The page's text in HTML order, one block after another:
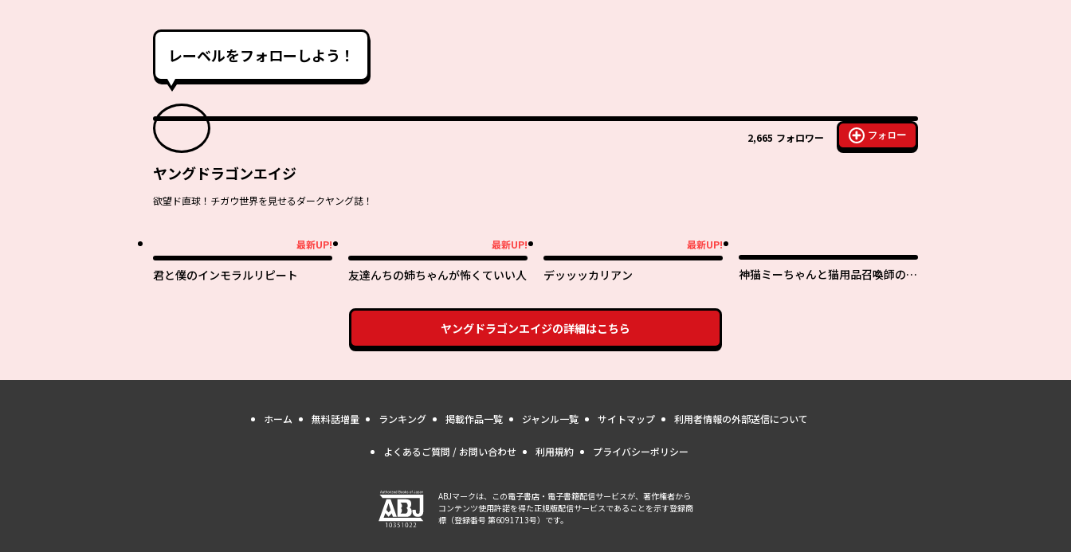
レーベルをフォローしよう！
2,665 フォロワー フォロー
ヤングドラゴンエイジ
欲望ド直球！チガウ世界を見せるダークヤング誌！
最新UP!
君と僕のインモラルリピート
最新UP!
友達んちの姉ちゃんが怖くていい人
最新UP!
デッッッカリアン
神猫ミーちゃんと猫用品召喚師の異
ヤングドラゴンエイジの詳細はこちら
ホーム 無料話増量 ランキング 掲載作品一覧 ジャンル一覧 サイトマップ 利用者情報の外部送信について
よくあるご質問 / お問い合わせ 利用規約 プライバシーポリシー
ABJマークは、この電子書店・電子書籍配信サービスが、著作権者から
コンテンツ使用許諾を得た正規版配信サービスであることを示す登録商
標（登録番号 第6091713号）です。